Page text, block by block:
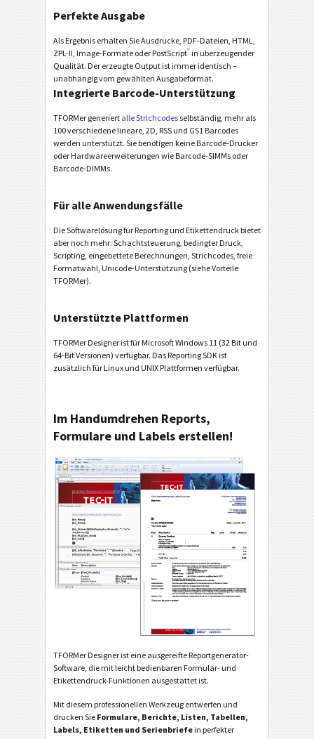
Perfekte Ausgabe
Als Ergebnis erhalten Sie Ausdrucke, PDF-Dateien, HTML,
ZPL-II, Image-Formate oder PostScript® in überzeugender
Qualität. Der erzeugte Output ist immer identisch –
unabhängig vom gewählten Ausgabeformat.
Integrierte Barcode-Unterstützung
TFORMer generiert alle Strichcodes selbständig, mehr als
100 verschiedene lineare, 2D, RSS und GS1 Barcodes
werden unterstützt. Sie benötigen keine Barcode-Drucker
oder Hardwareerweiterungen wie Barcode-SIMMs oder
Barcode-DIMMs.
Für alle Anwendungsfälle
Die Softwarelösung für Reporting und Etikettendruck bietet
aber noch mehr: Schachtsteuerung, bedingter Druck,
Scripting, eingebettete Berechnungen, Strichcodes, freie
Formatwahl, Unicode-Unterstützung (siehe Vorteile
TFORMer).
Unterstützte Plattformen
TFORMer Designer ist für Microsoft Windows 11 (32 Bit und
64-Bit Versionen) verfügbar. Das Reporting SDK ist
zusätzlich für Linux und UNIX Plattformen verfügbar.
Im Handumdrehen Reports,
Formulare und Labels erstellen!
TFORMer Designer ist eine ausgereifte Reportgenerator-
Software, die mit leicht bedienbaren Formular- und
Etikettendruck-Funktionen ausgestattet ist.
Mit diesem professionellen Werkzeug entwerfen und
drucken Sie Formulare, Berichte, Listen, Tabellen,
Labels, Etiketten und Serienbriefe in perfekter